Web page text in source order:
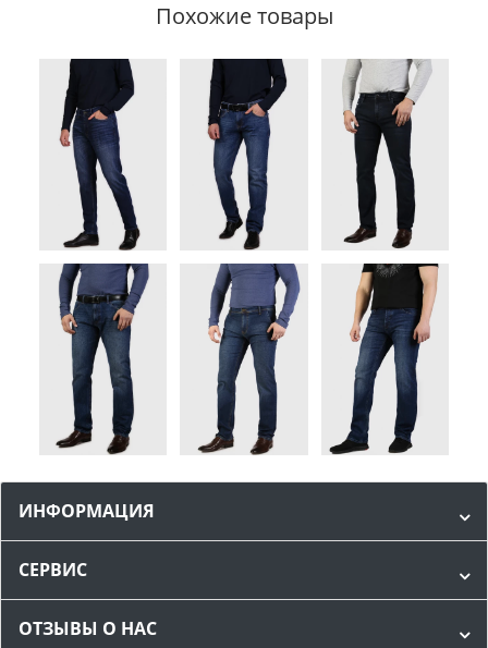
Похожие товары
ИНФОРМАЦИЯ
СЕРВИС
ОТЗЫВЫ О НАС